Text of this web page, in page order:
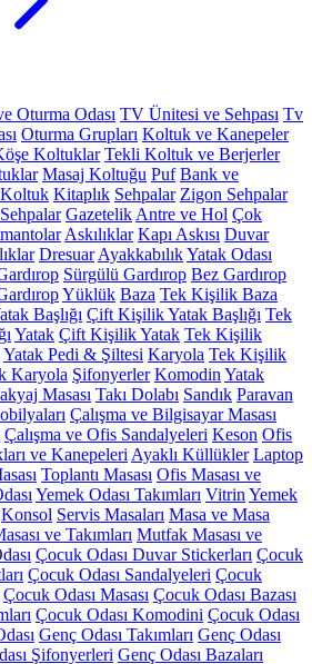
Oturma Odası TV Ünitesi ve Sehpası Tv
Oturma Grupları Koltuk ve Kanepeler
Koltuklar Tekli Koltuk ve Berjerler
Masaj Koltuğu Puf Bank ve
Koltuk Kitaplık Sehpalar Zigon Sehpalar
Gazetelik Antre ve Hol Çok
Askılıklar Kapı Askısı Duvar
Dresuar AyakkabılıkYatak Odası
Sürgülü Gardırop Bez Gardırop
Yüklük Baza Tek Kişilik Baza
Başlığı Çift Kişilik Yatak Başlığı Tek
Yatak Çift Kişilik Yatak Tek Kişilik
Yatak Pedi & Şiltesi Karyola Tek Kişilik
Karyola Şifonyerler Komodin Yatak
Masası Takı Dolabı Sandık Paravan
Çalışma ve Bilgisayar Masası
Çalışma ve Ofis Sandalyeleri Keson Ofis
ve Kanepeleri Ayaklı Küllükler Laptop
Toplantı Masası Ofis Masası ve
Yemek Odası Takımları Vitrin Yemek
Konsol Servis Masaları Masa ve Masa
ve Takımları Mutfak Masası ve
Çocuk Odası Duvar Stickerları Çocuk
Çocuk Odası Sandalyeleri Çocuk
Çocuk Odası Masası Çocuk Odası Bazası
Çocuk Odası Komodini Çocuk Odası
Genç Odası Takımları Genç Odası
Şifonyerleri Genç Odası Bazaları